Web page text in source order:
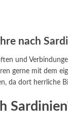
nach
und
gerne mit dem
da dort herrliche